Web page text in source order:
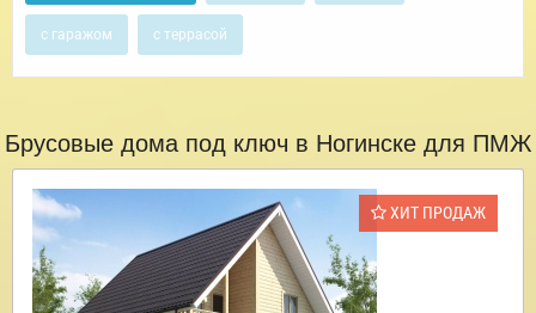
с гаражом с террасой
Брусовые дома под ключ в Ногинске для ПМЖ
ХИТ ПРОДАЖ